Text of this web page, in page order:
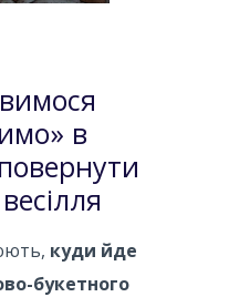
в
куди йде
букетного